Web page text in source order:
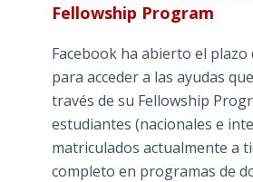
Fellowship Program
Facebook ha abierto el plazo
para acceder a las ayudas
través de su Fellowship
estudiantes (nacionales e
matriculados actualmente a
completo en programas de